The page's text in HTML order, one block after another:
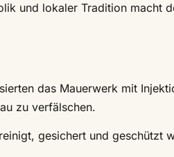
und lokaler Tradition macht
das Mauerwerk mit
zu verfälschen.
gesichert und geschützt